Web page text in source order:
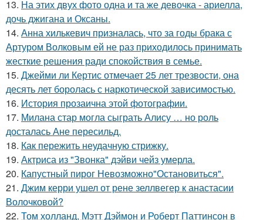
13. На этих двух фото одна и та же девочка - ариелла,
дочь джигана и Оксаны.
14. Анна хилькевич призналась, что за годы брака с
Артуром Волковым ей не раз приходилось принимать
жесткие решения ради спокойствия в семье.
15. Джейми ли Кертис отмечает 25 лет трезвости, она
десять лет боролась с наркотической зависимостью.
16. История прозаична этой фотографии.
17. Милана стар могла сыграть Алису … но роль
досталась Ане пересильд.
18. Как пережить неудачную стрижку.
19. Актриса из "Звонка" дэйви чейз умерла.
20. Капустный пирог Невозможно"Остановиться".
21. Джим керри ушел от рене зеллвегер к анастасии
Волочковой?
22. Том холланд, Мэтт Дэймон и Роберт Паттинсон в